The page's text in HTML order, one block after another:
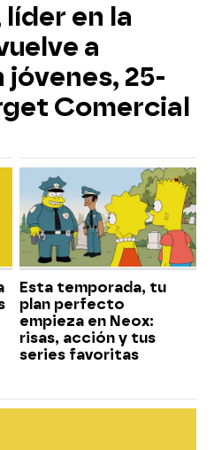
líder en la
a
25-
Comercial
Esta temporada, tu
plan perfecto
empieza en Neox:
risas, acción y tus
series favoritas